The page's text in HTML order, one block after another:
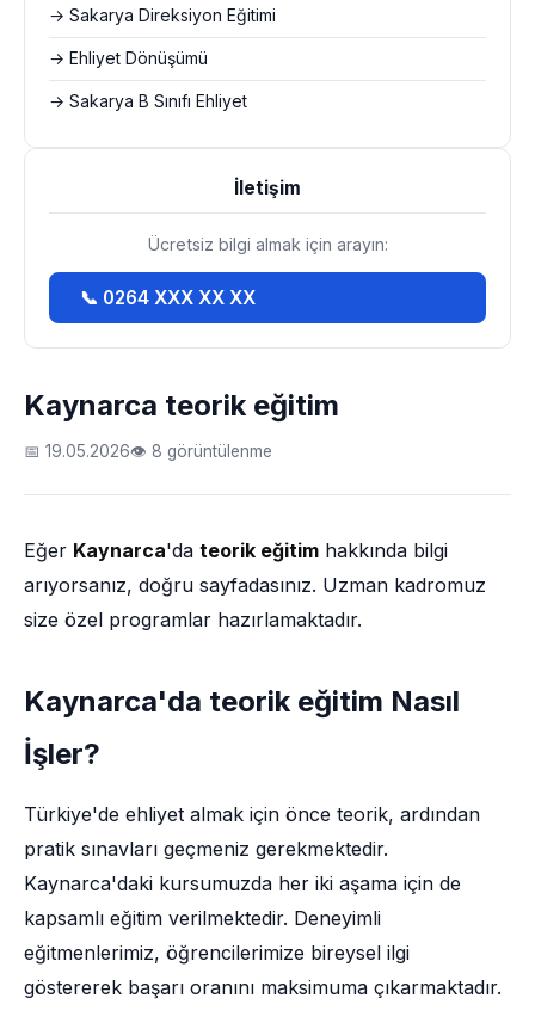
Kaynarca teorik eğitim
📅 19.05.2026👁 8 görüntülenme
Eğer Kaynarca'da teorik eğitim hakkında bilgi
arıyorsanız, doğru sayfadasınız. Uzman kadromuz
size özel programlar hazırlamaktadır.
Kaynarca'da teorik eğitim Nasıl
İşler?
Türkiye'de ehliyet almak için önce teorik, ardından
pratik sınavları geçmeniz gerekmektedir.
Kaynarca'daki kursumuzda her iki aşama için de
kapsamlı eğitim verilmektedir. Deneyimli
eğitmenlerimiz, öğrencilerimize bireysel ilgi
göstererek başarı oranını maksimuma çıkarmaktadır.
→ Sakarya Direksiyon Eğitimi
→ Ehliyet Dönüşümü
→ Sakarya B Sınıfı Ehliyet
İletişim
Ücretsiz bilgi almak için arayın:
📞 0264 XXX XX XX